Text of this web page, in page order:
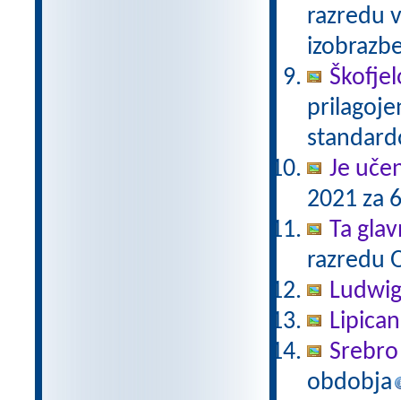
razredu
Je
2021 za
Ta
razredu
obdobja